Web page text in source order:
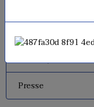
Presse